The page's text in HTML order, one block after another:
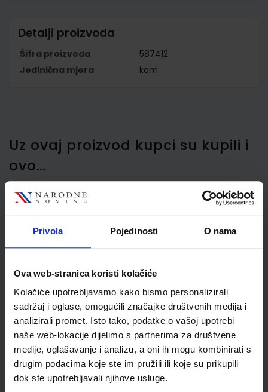
Privola Pojedinosti O nama
Ova web-stranica koristi kolačiće
Kolačiće upotrebljavamo kako bismo personalizirali
sadržaj i oglase, omogućili značajke društvenih medija i
analizirali promet. Isto tako, podatke o vašoj upotrebi
naše web-lokacije dijelimo s partnerima za društvene
medije, oglašavanje i analizu, a oni ih mogu kombinirati s
drugim podacima koje ste im pružili ili koje su prikupili
dok ste upotrebljavali njihove usluge.
Detalji proizvoda
Šifra proizvoda
587412
Jedinična mjera
kom
Uz ovaj proizvod kupci su kupili i
ovo…
Flomaster Schneider
Topwriter 157 0,8 mm,
0,86 €